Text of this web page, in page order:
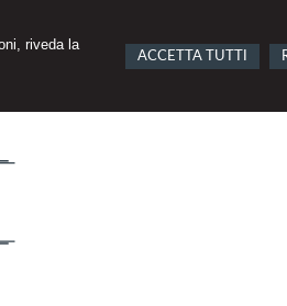
riveda la
ACCETTA TUTTI